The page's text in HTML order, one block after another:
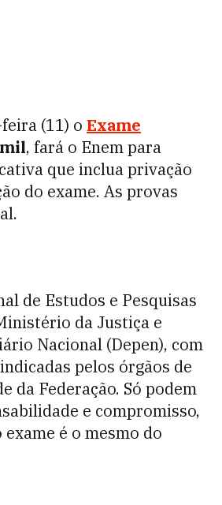
(11) o Exame
, fará o Enem para
que inclua privação
do exame. As provas
de Estudos e Pesquisas
da Justiça e
Nacional (Depen), com
pelos órgãos de
da Federação. Só podem
e compromisso,
é o mesmo do